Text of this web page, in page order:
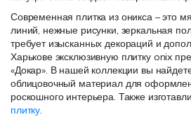
Современная плитка из оникса – это
линий, нежные рисунки, зеркальная
требует изысканных декораций и
Харькове эксклюзивную плитку onix
«Докар». В нашей коллекции вы
облицовочный материал для
роскошного интерьера. Также
плитку.